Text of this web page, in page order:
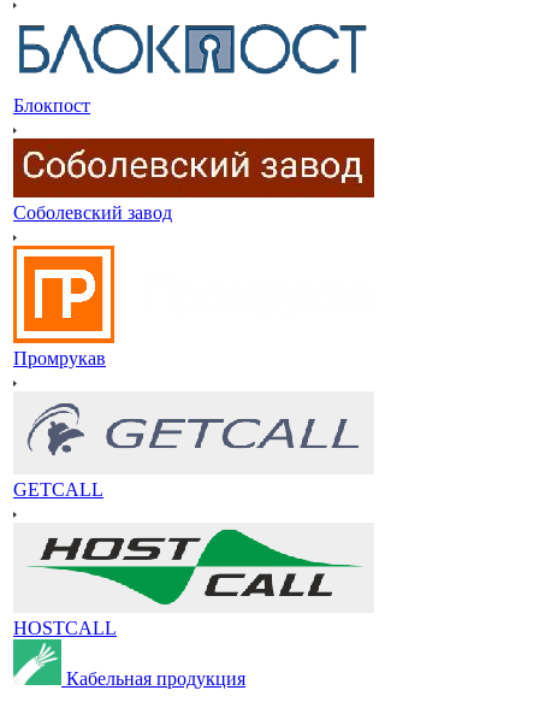
Блокпост
Соболевский завод
Промрукав
GETCALL
HOSTCALL
Кабельная продукция